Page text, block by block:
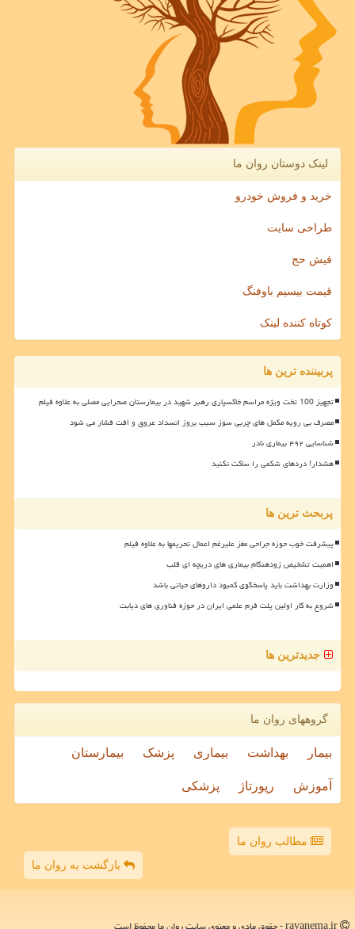
لینک دوستان روان ما
خرید و فروش خودرو
طراحی سایت
فیش حج
قیمت بیسیم باوفنگ
کوتاه کننده لینک
پربیننده ترین ها
تجهیز 100 تخت ویژه مراسم خاکسپاری رهبر شهید در بیمارستان صحرایی مصلی به علاوه فیلم
مصرف بی رویه مکمل های چربی سوز سبب بروز انسداد عروق و افت فشار می شود
شناسایی ۴۹۲ بیماری نادر
هشدار! دردهای شکمی را ساکت نکنید
پربحث ترین ها
پیشرفت خوب حوزه جراحی مغز علیرغم اعمال تحریمها به علاوه فیلم
اهمیت تشخیص زودهنگام بیماری های دریچه ای قلب
وزارت بهداشت باید پاسخگوی کمبود داروهای حیاتی باشد
شروع به کار اولین پلت فرم علمی ایران در حوزه فناوری های دیابت
جدیدترین ها
گروههای روان ما
بیمار بهداشت بیماری پزشک بیمارستان
آموزش رپورتاژ پزشکی
مطالب روان ما
بازگشت به روان ما